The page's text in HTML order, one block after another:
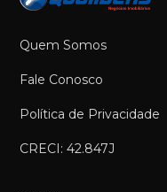
Quem Somos
Fale Conosco
Política de Privacidade
CRECI: 42.847J